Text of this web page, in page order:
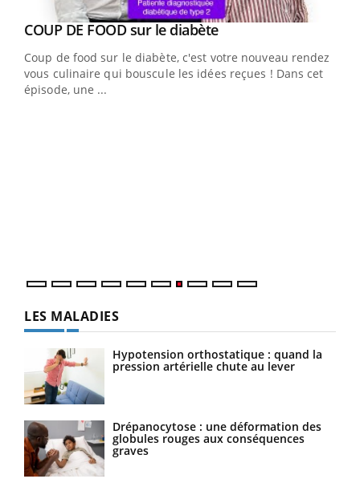
Youtube
COUP DE FOOD sur le diabèteYoutube
Coup de food sur le diabète, c'est votre nouveau rendez-
vous culinaire qui bouscule les idées reçues ! Dans cet
épisode, une ...
LES MALADIES
Hypotension orthostatique : quand la
pression artérielle chute au lever
Drépanocytose : une déformation des
globules rouges aux conséquences
graves